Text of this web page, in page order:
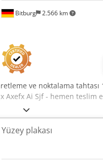
Bitburg 2.566 km
ve noktalama
Axefx Ai Sjf - hemen teslim
Yüzey plakası